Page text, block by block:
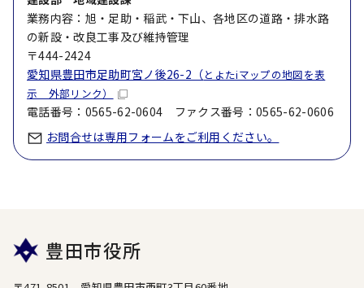
業務内容：旭・足助・稲武・下山、各地区の道路・排水路
の新設・改良工事及び維持管理
〒444-2424
愛知県豊田市足助町宮ノ後26-2（とよたiマップの地図を表
示 外部リンク）
電話番号：0565-62-0604 ファクス番号：0565-62-0606
お問合せは専用フォームをご利用ください。
豊田市役所